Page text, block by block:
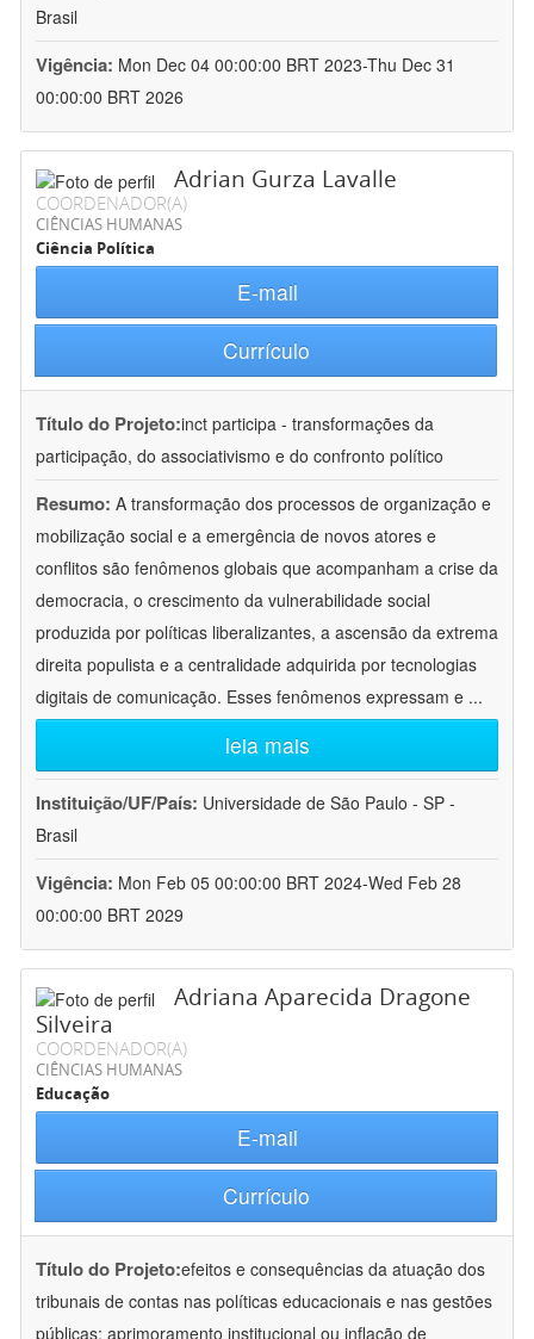
Brasil
Vigência: Mon Dec 04 00:00:00 BRT 2023-Thu Dec 31
00:00:00 BRT 2026
Adrian Gurza Lavalle
COORDENADOR(A)
CIÊNCIAS HUMANAS
Ciência Política
E-mail
Currículo
Título do Projeto:inct participa - transformações da
participação, do associativismo e do confronto político
Resumo: A transformação dos processos de organização e
mobilização social e a emergência de novos atores e
conflitos são fenômenos globais que acompanham a crise da
democracia, o crescimento da vulnerabilidade social
produzida por políticas liberalizantes, a ascensão da extrema
direita populista e a centralidade adquirida por tecnologias
digitais de comunicação. Esses fenômenos expressam e ...
leia mais
Instituição/UF/País: Universidade de São Paulo - SP -
Brasil
Vigência: Mon Feb 05 00:00:00 BRT 2024-Wed Feb 28
00:00:00 BRT 2029
Adriana Aparecida Dragone
Silveira
COORDENADOR(A)
CIÊNCIAS HUMANAS
Educação
E-mail
Currículo
Título do Projeto:efeitos e consequências da atuação dos
tribunais de contas nas políticas educacionais e nas gestões
públicas: aprimoramento institucional ou inflação de